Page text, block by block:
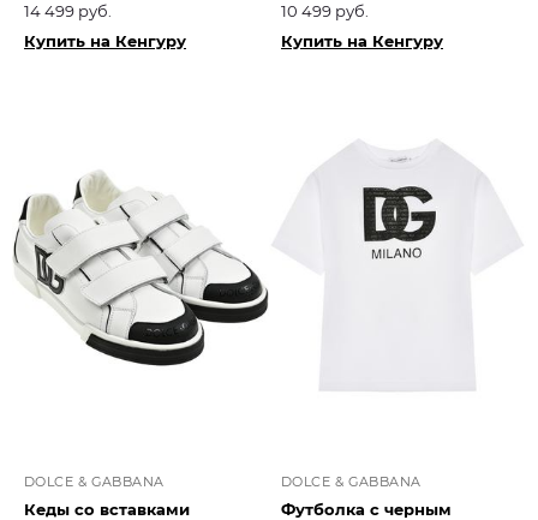
14 499 руб.
Купить на Кенгуру
10 499 руб.
Купить на Кенгуру
DOLCE & GABBANA
Кеды со вставками
DOLCE & GABBANA
Футболка с черным